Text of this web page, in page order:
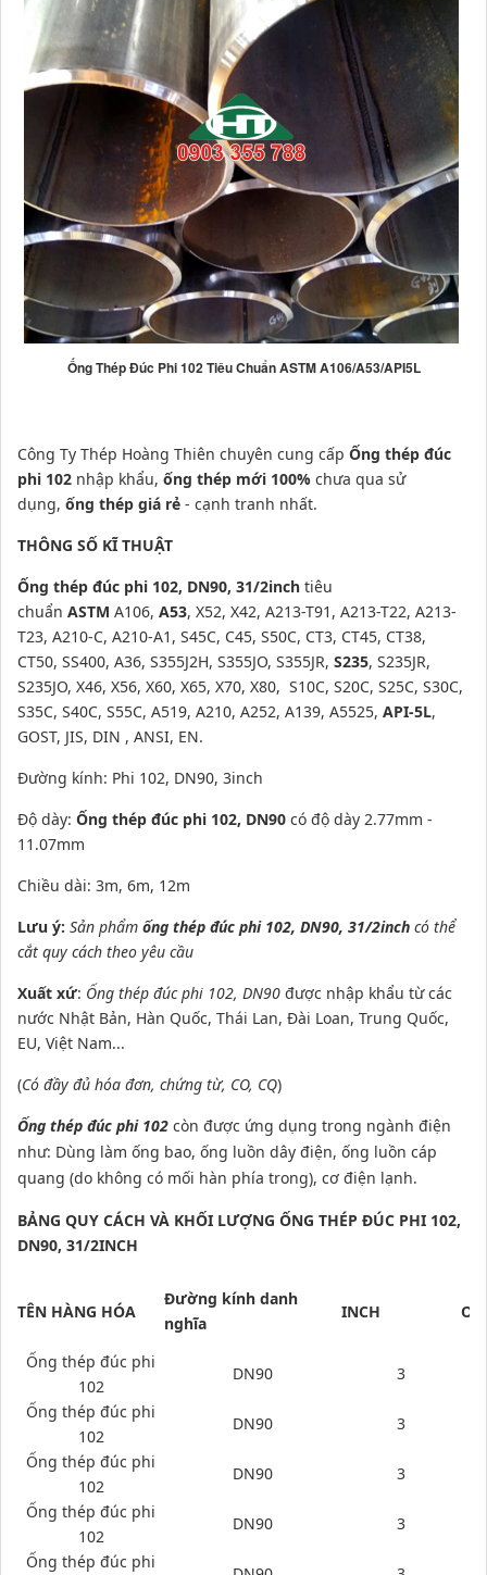
Ống Thép Đúc Phi 102 Tiêu Chuẩn ASTM A106/A53/API5L
Công Ty Thép Hoàng Thiên chuyên cung cấp Ống thép đúc
phi 102 nhập khẩu, ống thép mới 100% chưa qua sử
dụng, ống thép giá rẻ - cạnh tranh nhất.
THÔNG SỐ KĨ THUẬT
Ống thép đúc phi 102, DN90, 31/2inch tiêu
chuẩn ASTM A106, A53, X52, X42, A213-T91, A213-T22, A213-
T23, A210-C, A210-A1, S45C, C45, S50C, CT3, CT45, CT38,
CT50, SS400, A36, S355J2H, S355JO, S355JR, S235, S235JR,
S235JO, X46, X56, X60, X65, X70, X80, S10C, S20C, S25C, S30C,
S35C, S40C, S55C, A519, A210, A252, A139, A5525, API-5L,
GOST, JIS, DIN , ANSI, EN.
Đường kính: Phi 102, DN90, 3inch
Độ dày: Ống thép đúc phi 102, DN90 có độ dày 2.77mm -
11.07mm
Chiều dài: 3m, 6m, 12m
Lưu ý: Sản phẩm ống thép đúc phi 102, DN90, 31/2inch có thể
cắt quy cách theo yêu cầu
Xuất xứ: Ống thép đúc phi 102, DN90 được nhập khẩu từ các
nước Nhật Bản, Hàn Quốc, Thái Lan, Đài Loan, Trung Quốc,
EU, Việt Nam...
(Có đầy đủ hóa đơn, chứng từ, CO, CQ)
Ống thép đúc phi 102 còn được ứng dụng trong ngành điện
như: Dùng làm ống bao, ống luồn dây điện, ống luồn cáp
quang (do không có mối hàn phía trong), cơ điện lạnh.
BẢNG QUY CÁCH VÀ KHỐI LƯỢNG ỐNG THÉP ĐÚC PHI 102,
DN90, 31/2INCH
TÊN HÀNG HÓA
Đường kính danh
nghĩa
INCH OD
Ống thép đúc phi
102
DN90
3
Ống thép đúc phi
102
DN90
3
Ống thép đúc phi
102
DN90
3
Ống thép đúc phi
102
DN90
3
Ống thép đúc phi